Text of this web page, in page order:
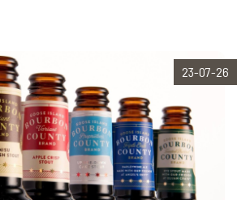
23-07-26